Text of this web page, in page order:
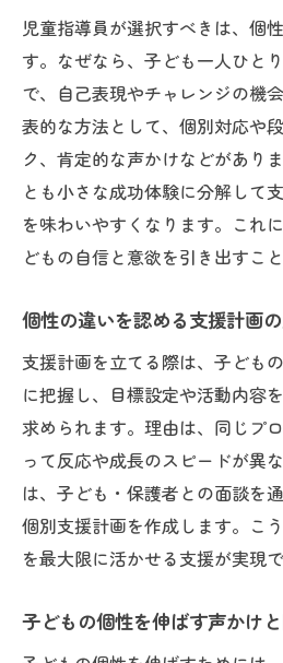
児童指導員が選択すべきは、個
す。なぜなら、子ども一人ひと
で、自己表現やチャレンジの機
表的な方法として、個別対応や
ク、肯定的な声かけなどがあり
とも小さな成功体験に分解して
を味わいやすくなります。これ
どもの自信と意欲を引き出すこ
個性の違いを認める支援計画
支援計画を立てる際は、子ども
に把握し、目標設定や活動内容
求められます。理由は、同じプ
って反応や成長のスピードが異
は、子ども・保護者との面談を
個別支援計画を作成します。こ
を最大限に活かせる支援が実現
子どもの個性を伸ばす声かけ